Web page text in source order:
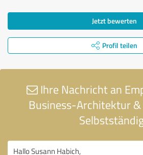
Jetzt bewerten
Profil teilen
Ihre Nachricht an
Business-Architektur